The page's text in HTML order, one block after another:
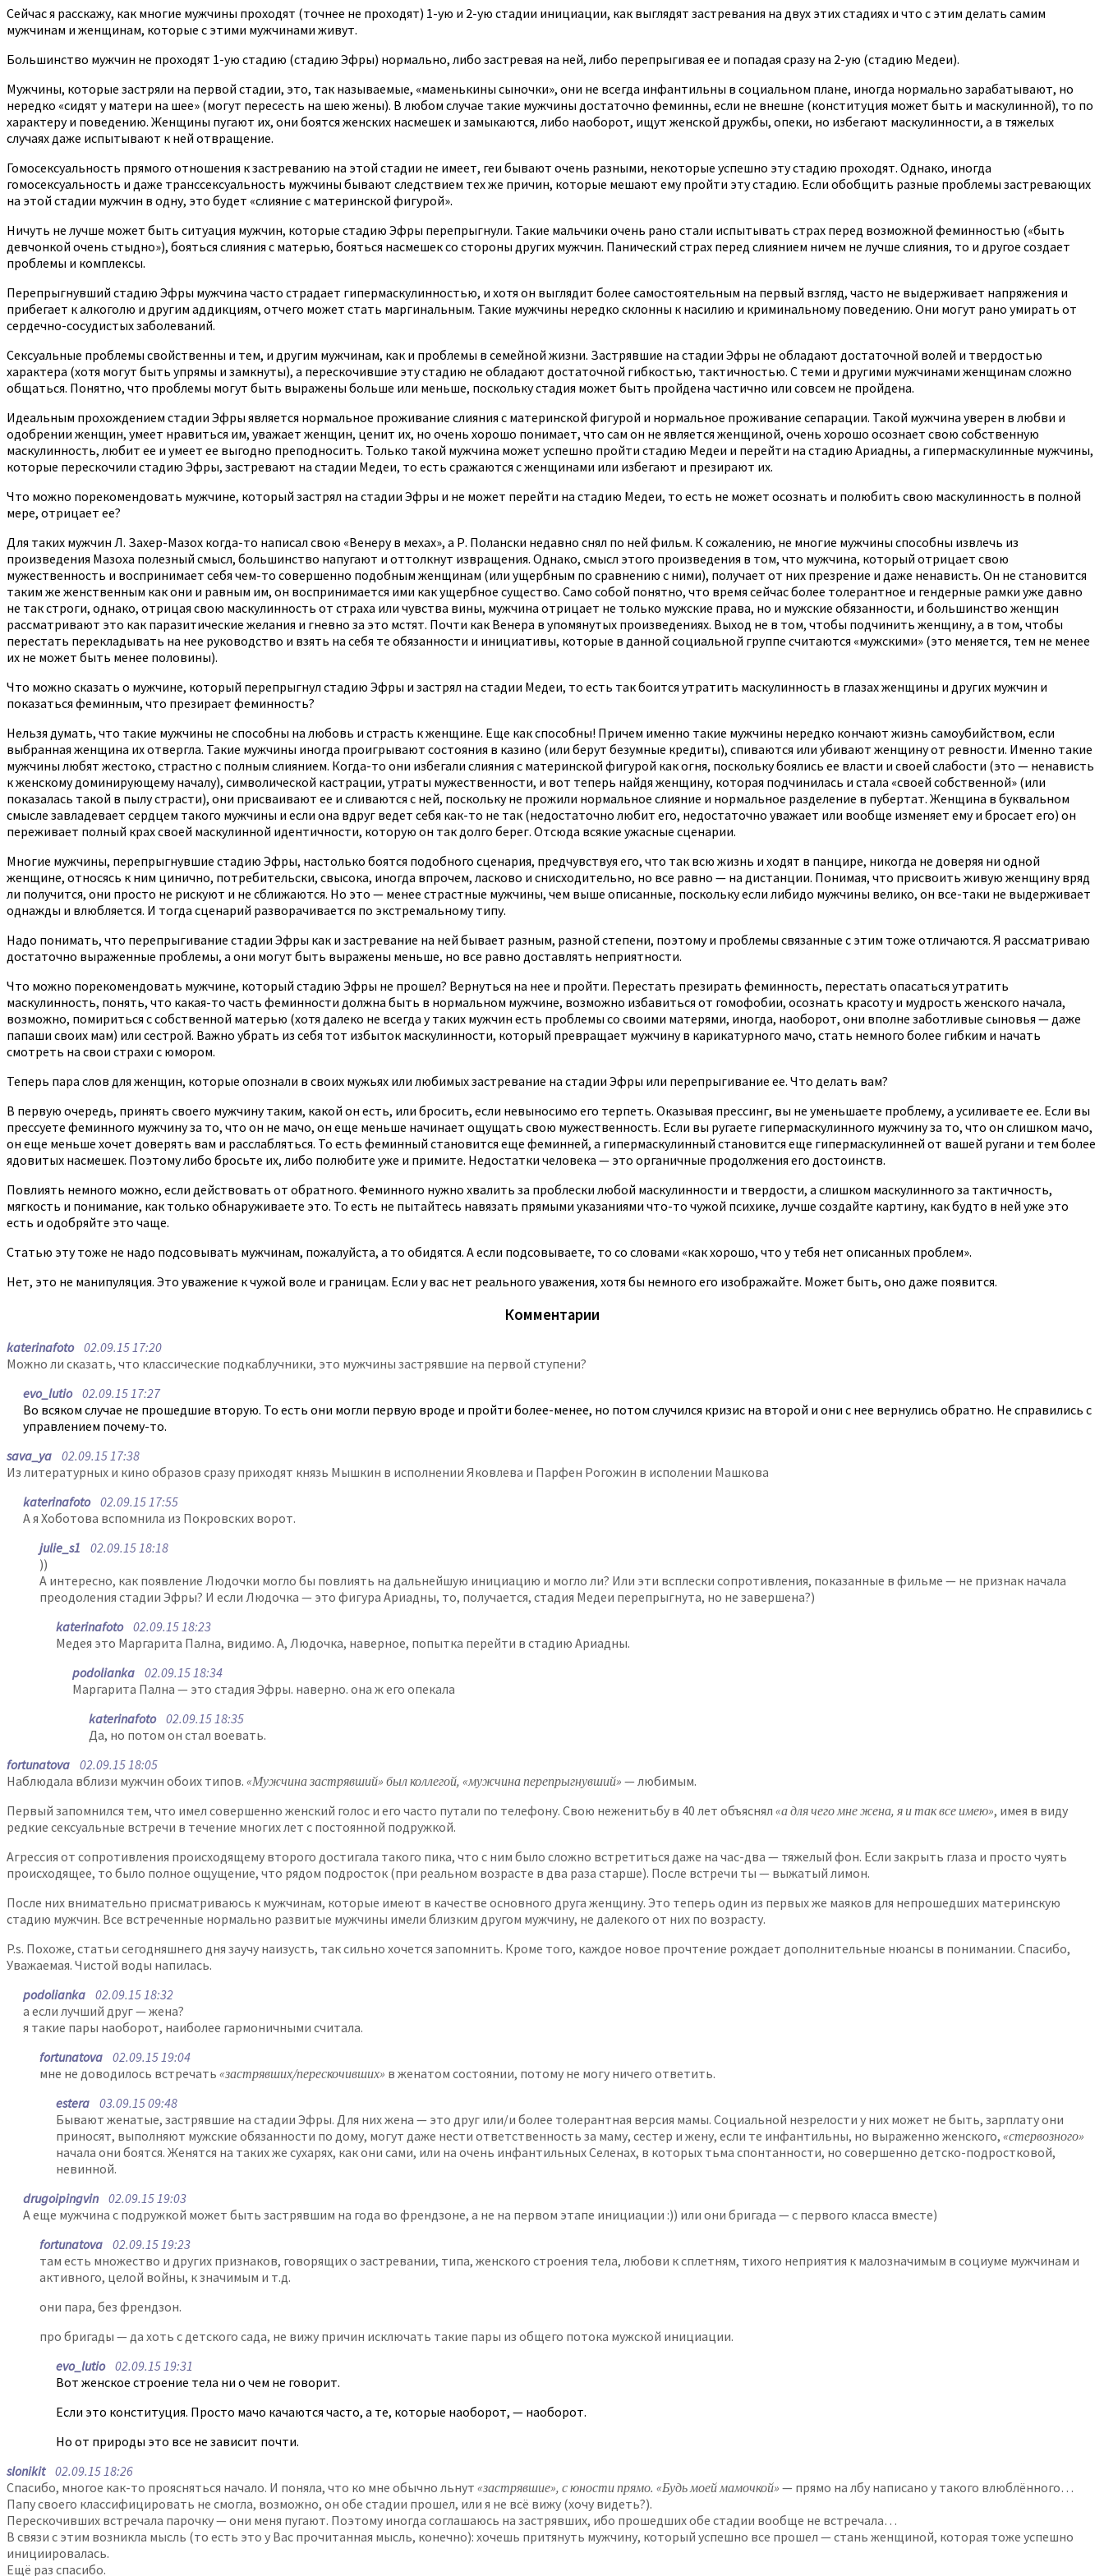
Сейчас я расскажу, как многие мужчины проходят (точнее не проходят) 1-ую и 2-ую стадии инициации, как выглядят застревания на двух этих стадиях и что с этим делать самим
мужчинам и женщинам, которые с этими мужчинами живут.
Большинство мужчин не проходят 1-ую стадию (стадию Эфры) нормально, либо застревая на ней, либо перепрыгивая ее и попадая сразу на 2-ую (стадию Медеи).
Мужчины, которые застряли на первой стадии, это, так называемые, «маменькины сыночки», они не всегда инфантильны в социальном плане, иногда нормально зарабатывают, но
нередко «сидят у матери на шее» (могут пересесть на шею жены). В любом случае такие мужчины достаточно феминны, если не внешне (конституция может быть и маскулинной), то по
характеру и поведению. Женщины пугают их, они боятся женских насмешек и замыкаются, либо наоборот, ищут женской дружбы, опеки, но избегают маскулинности, а в тяжелых
случаях даже испытывают к ней отвращение.
Гомосексуальность прямого отношения к застреванию на этой стадии не имеет, геи бывают очень разными, некоторые успешно эту стадию проходят. Однако, иногда
гомосексуальность и даже транссексуальность мужчины бывают следствием тех же причин, которые мешают ему пройти эту стадию. Если обобщить разные проблемы застревающих
на этой стадии мужчин в одну, это будет «слияние с материнской фигурой».
Ничуть не лучше может быть ситуация мужчин, которые стадию Эфры перепрыгнули. Такие мальчики очень рано стали испытывать страх перед возможной феминностью («быть
девчонкой очень стыдно»), бояться слияния с матерью, бояться насмешек со стороны других мужчин. Панический страх перед слиянием ничем не лучше слияния, то и другое создает
проблемы и комплексы.
Перепрыгнувший стадию Эфры мужчина часто страдает гипермаскулинностью, и хотя он выглядит более самостоятельным на первый взгляд, часто не выдерживает напряжения и
прибегает к алкоголю и другим аддикциям, отчего может стать маргинальным. Такие мужчины нередко склонны к насилию и криминальному поведению. Они могут рано умирать от
сердечно-сосудистых заболеваний.
Сексуальные проблемы свойственны и тем, и другим мужчинам, как и проблемы в семейной жизни. Застрявшие на стадии Эфры не обладают достаточной волей и твердостью
характера (хотя могут быть упрямы и замкнуты), а перескочившие эту стадию не обладают достаточной гибкостью, тактичностью. С теми и другими мужчинами женщинам сложно
общаться. Понятно, что проблемы могут быть выражены больше или меньше, поскольку стадия может быть пройдена частично или совсем не пройдена.
Идеальным прохождением стадии Эфры является нормальное проживание слияния с материнской фигурой и нормальное проживание сепарации. Такой мужчина уверен в любви и
одобрении женщин, умеет нравиться им, уважает женщин, ценит их, но очень хорошо понимает, что сам он не является женщиной, очень хорошо осознает свою собственную
маскулинность, любит ее и умеет ее выгодно преподносить. Только такой мужчина может успешно пройти стадию Медеи и перейти на стадию Ариадны, а гипермаскулинные мужчины,
которые перескочили стадию Эфры, застревают на стадии Медеи, то есть сражаются с женщинами или избегают и презирают их.
Что можно порекомендовать мужчине, который застрял на стадии Эфры и не может перейти на стадию Медеи, то есть не может осознать и полюбить свою маскулинность в полной
мере, отрицает ее?
Для таких мужчин Л. Захер-Мазох когда-то написал свою «Венеру в мехах», а Р. Полански недавно снял по ней фильм. К сожалению, не многие мужчины способны извлечь из
произведения Мазоха полезный смысл, большинство напугают и оттолкнут извращения. Однако, смысл этого произведения в том, что мужчина, который отрицает свою
мужественность и воспринимает себя чем-то совершенно подобным женщинам (или ущербным по сравнению с ними), получает от них презрение и даже ненависть. Он не становится
таким же женственным как они и равным им, он воспринимается ими как ущербное существо. Само собой понятно, что время сейчас более толерантное и гендерные рамки уже давно
не так строги, однако, отрицая свою маскулинность от страха или чувства вины, мужчина отрицает не только мужские права, но и мужские обязанности, и большинство женщин
рассматривают это как паразитические желания и гневно за это мстят. Почти как Венера в упомянутых произведениях. Выход не в том, чтобы подчинить женщину, а в том, чтобы
перестать перекладывать на нее руководство и взять на себя те обязанности и инициативы, которые в данной социальной группе считаются «мужскими» (это меняется, тем не менее
их не может быть менее половины).
Что можно сказать о мужчине, который перепрыгнул стадию Эфры и застрял на стадии Медеи, то есть так боится утратить маскулинность в глазах женщины и других мужчин и
показаться феминным, что презирает феминность?
Нельзя думать, что такие мужчины не способны на любовь и страсть к женщине. Еще как способны! Причем именно такие мужчины нередко кончают жизнь самоубийством, если
выбранная женщина их отвергла. Такие мужчины иногда проигрывают состояния в казино (или берут безумные кредиты), спиваются или убивают женщину от ревности. Именно такие
мужчины любят жестоко, страстно с полным слиянием. Когда-то они избегали слияния с материнской фигурой как огня, поскольку боялись ее власти и своей слабости (это — ненависть
к женскому доминирующему началу), символической кастрации, утраты мужественности, и вот теперь найдя женщину, которая подчинилась и стала «своей собственной» (или
показалась такой в пылу страсти), они присваивают ее и сливаются с ней, поскольку не прожили нормальное слияние и нормальное разделение в пубертат. Женщина в буквальном
смысле завладевает сердцем такого мужчины и если она вдруг ведет себя как-то не так (недостаточно любит его, недостаточно уважает или вообще изменяет ему и бросает его) он
переживает полный крах своей маскулинной идентичности, которую он так долго берег. Отсюда всякие ужасные сценарии.
Многие мужчины, перепрыгнувшие стадию Эфры, настолько боятся подобного сценария, предчувствуя его, что так всю жизнь и ходят в панцире, никогда не доверяя ни одной
женщине, относясь к ним цинично, потребительски, свысока, иногда впрочем, ласково и снисходительно, но все равно — на дистанции. Понимая, что присвоить живую женщину вряд
ли получится, они просто не рискуют и не сближаются. Но это — менее страстные мужчины, чем выше описанные, поскольку если либидо мужчины велико, он все-таки не выдерживает
однажды и влюбляется. И тогда сценарий разворачивается по экстремальному типу.
Надо понимать, что перепрыгивание стадии Эфры как и застревание на ней бывает разным, разной степени, поэтому и проблемы связанные с этим тоже отличаются. Я рассматриваю
достаточно выраженные проблемы, а они могут быть выражены меньше, но все равно доставлять неприятности.
Что можно порекомендовать мужчине, который стадию Эфры не прошел? Вернуться на нее и пройти. Перестать презирать феминность, перестать опасаться утратить
маскулинность, понять, что какая-то часть феминности должна быть в нормальном мужчине, возможно избавиться от гомофобии, осознать красоту и мудрость женского начала,
возможно, помириться с собственной матерью (хотя далеко не всегда у таких мужчин есть проблемы со своими матерями, иногда, наоборот, они вполне заботливые сыновья — даже
папаши своих мам) или сестрой. Важно убрать из себя тот избыток маскулинности, который превращает мужчину в карикатурного мачо, стать немного более гибким и начать
смотреть на свои страхи с юмором.
Теперь пара слов для женщин, которые опознали в своих мужьях или любимых застревание на стадии Эфры или перепрыгивание ее. Что делать вам?
В первую очередь, принять своего мужчину таким, какой он есть, или бросить, если невыносимо его терпеть. Оказывая прессинг, вы не уменьшаете проблему, а усиливаете ее. Если вы
прессуете феминного мужчину за то, что он не мачо, он еще меньше начинает ощущать свою мужественность. Если вы ругаете гипермаскулинного мужчину за то, что он слишком мачо,
он еще меньше хочет доверять вам и расслабляться. То есть феминный становится еще феминней, а гипермаскулинный становится еще гипермаскулинней от вашей ругани и тем более
ядовитых насмешек. Поэтому либо бросьте их, либо полюбите уже и примите. Недостатки человека — это органичные продолжения его достоинств.
Повлиять немного можно, если действовать от обратного. Феминного нужно хвалить за проблески любой маскулинности и твердости, а слишком маскулинного за тактичность,
мягкость и понимание, как только обнаруживаете это. То есть не пытайтесь навязать прямыми указаниями что-то чужой психике, лучше создайте картину, как будто в ней уже это
есть и одобряйте это чаще.
Статью эту тоже не надо подсовывать мужчинам, пожалуйста, а то обидятся. А если подсовываете, то со словами «как хорошо, что у тебя нет описанных проблем».
Нет, это не манипуляция. Это уважение к чужой воле и границам. Если у вас нет реального уважения, хотя бы немного его изображайте. Может быть, оно даже появится.
Комментарии
katerinafoto02.09.15 17:20
Можно ли сказать, что классические подкаблучники, это мужчины застрявшие на первой ступени?
evo_lutio02.09.15 17:27
Во всяком случае не прошедшие вторую. То есть они могли первую вроде и пройти более-менее, но потом случился кризис на второй и они с нее вернулись обратно. Не справились с
управлением почему-то.
sava_ya 02.09.15 17:38
Из литературных и кино образов сразу приходят князь Мышкин в исполнении Яковлева и Парфен Рогожин в исполении Машкова
katerinafoto02.09.15 17:55
А я Хоботова вспомнила из Покровских ворот.
julie_s1 02.09.15 18:18
))
А интересно, как появление Людочки могло бы повлиять на дальнейшую инициацию и могло ли? Или эти всплески сопротивления, показанные в фильме — не признак начала
преодоления стадии Эфры? И если Людочка — это фигура Ариадны, то, получается, стадия Медеи перепрыгнута, но не завершена?)
katerinafoto02.09.15 18:23
Медея это Маргарита Пална, видимо. А, Людочка, наверное, попытка перейти в стадию Ариадны.
podolianka 02.09.15 18:34
Маргарита Пална — это стадия Эфры. наверно. она ж его опекала
katerinafoto02.09.15 18:35
Да, но потом он стал воевать.
fortunatova 02.09.15 18:05
Наблюдала вблизи мужчин обоих типов. «Мужчина застрявший» был коллегой, «мужчина перепрыгнувший» — любимым.
Первый запомнился тем, что имел совершенно женский голос и его часто путали по телефону. Свою неженитьбу в 40 лет объяснял «а для чего мне жена, я и так все имею», имея в виду
редкие сексуальные встречи в течение многих лет с постоянной подружкой.
Агрессия от сопротивления происходящему второго достигала такого пика, что с ним было сложно встретиться даже на час-два — тяжелый фон. Если закрыть глаза и просто чуять
происходящее, то было полное ощущение, что рядом подросток (при реальном возрасте в два раза старше). После встречи ты — выжатый лимон.
После них внимательно присматриваюсь к мужчинам, которые имеют в качестве основного друга женщину. Это теперь один из первых же маяков для непрошедших материнскую
стадию мужчин. Все встреченные нормально развитые мужчины имели близким другом мужчину, не далекого от них по возрасту.
P.s. Похоже, статьи сегодняшнего дня заучу наизусть, так сильно хочется запомнить. Кроме того, каждое новое прочтение рождает дополнительные нюансы в понимании. Спасибо,
Уважаемая. Чистой воды напилась.
podolianka 02.09.15 18:32
а если лучший друг — жена?
я такие пары наоборот, наиболее гармоничными считала.
fortunatova 02.09.15 19:04
мне не доводилось встречать «застрявших/перескочивших» в женатом состоянии, потому не могу ничего ответить.
estera 03.09.15 09:48
Бывают женатые, застрявшие на стадии Эфры. Для них жена — это друг или/и более толерантная версия мамы. Социальной незрелости у них может не быть, зарплату они
приносят, выполняют мужские обязанности по дому, могут даже нести ответственность за маму, сестер и жену, если те инфантильны, но выраженно женского, «стервозного»
начала они боятся. Женятся на таких же сухарях, как они сами, или на очень инфантильных Селенах, в которых тьма спонтанности, но совершенно детско-подростковой,
невинной.
drugoipingvin02.09.15 19:03
А еще мужчина с подружкой может быть застрявшим на года во френдзоне, а не на первом этапе инициации :)) или они бригада — с первого класса вместе)
fortunatova 02.09.15 19:23
там есть множество и других признаков, говорящих о застревании, типа, женского строения тела, любови к сплетням, тихого неприятия к малозначимым в социуме мужчинам и
активного, целой войны, к значимым и т.д.
они пара, без френдзон.
про бригады — да хоть с детского сада, не вижу причин исключать такие пары из общего потока мужской инициации.
evo_lutio02.09.15 19:31
Вот женское строение тела ни о чем не говорит.
Если это конституция. Просто мачо качаются часто, а те, которые наоборот, — наоборот.
Но от природы это все не зависит почти.
slonikit02.09.15 18:26
Спасибо, многое как-то проясняться начало. И поняла, что ко мне обычно льнут «застрявшие», с юности прямо. «Будь моей мамочкой» — прямо на лбу написано у такого влюблённого…
Папу своего классифицировать не смогла, возможно, он обе стадии прошел, или я не всё вижу (хочу видеть?).
Перескочивших встречала парочку — они меня пугают. Поэтому иногда соглашаюсь на застрявших, ибо прошедших обе стадии вообще не встречала…
В связи с этим возникла мысль (то есть это у Вас прочитанная мысль, конечно): хочешь притянуть мужчину, который успешно все прошел — стань женщиной, которая тоже успешно
инициировалась.
Ещё раз спасибо.